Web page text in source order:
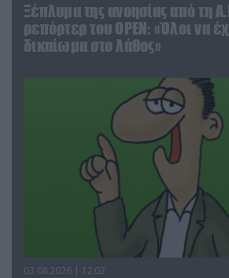
Ξέπλυμα της ανοησίας από τη
ρεπόρτερ του ΟΡΕΝ: «Όλοι να
δικαίωμα στο λάθος»
03.08.2026 | 12:02